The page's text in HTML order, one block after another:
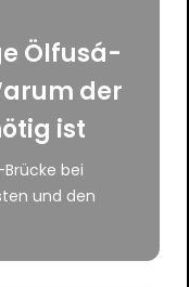
Ölfusá-
der
ist
bei
und den